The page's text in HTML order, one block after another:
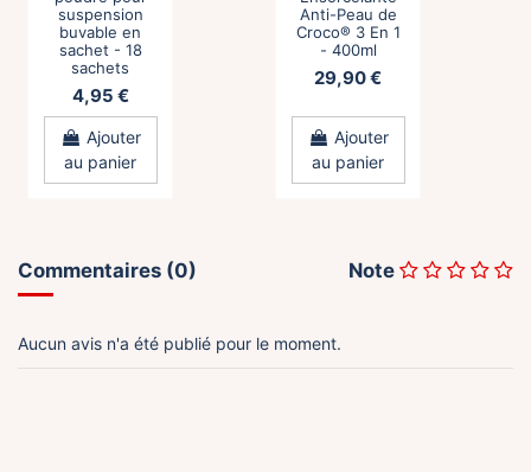
suspension
buvable en
sachet - 18
sachets
4,95 €
Ajouter
au panier
Anti-Peau de
Croco® 3 En 1
- 400ml
29,90 €
Ajouter
au panier
Note
Commentaires (0)
Aucun avis n'a été publié pour le moment.